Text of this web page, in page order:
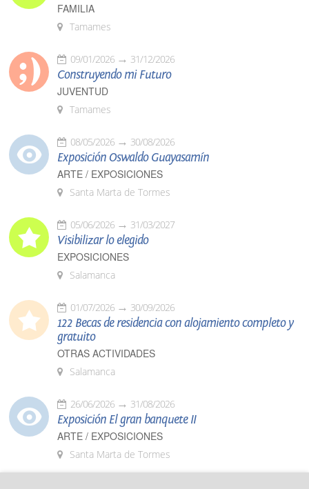
FAMILIA
Tamames
09/01/2026 31/12/2026
Construyendo mi Futuro
JUVENTUD
Tamames
08/05/2026 30/08/2026
Exposición Oswaldo Guayasamín
ARTE / EXPOSICIONES
Santa Marta de Tormes
05/06/2026 31/03/2027
Visibilizar lo elegido
EXPOSICIONES
Salamanca
01/07/2026 30/09/2026
122 Becas de residencia con alojamiento completo y
gratuito
OTRAS ACTIVIDADES
Salamanca
26/06/2026 31/08/2026
Exposición El gran banquete II
ARTE / EXPOSICIONES
Santa Marta de Tormes